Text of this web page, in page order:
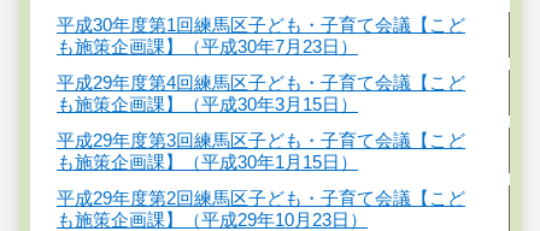
平成30年度第1回練馬区子ども・子育て会議【こど
も施策企画課】（平成30年7月23日）
平成29年度第4回練馬区子ども・子育て会議【こど
も施策企画課】（平成30年3月15日）
平成29年度第3回練馬区子ども・子育て会議【こど
も施策企画課】（平成30年1月15日）
平成29年度第2回練馬区子ども・子育て会議【こど
も施策企画課】（平成29年10月23日）